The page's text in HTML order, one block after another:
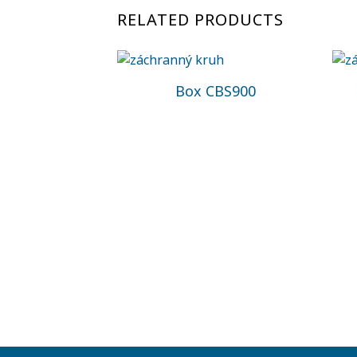
RELATED PRODUCTS
Box CBS900